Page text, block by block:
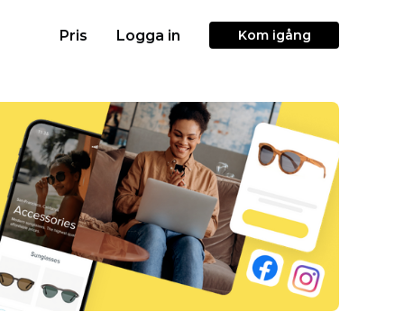
Pris Logga in Kom igång